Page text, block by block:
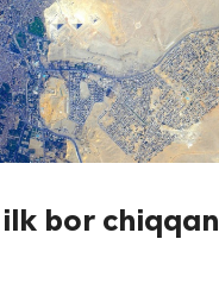
bor chiqqan